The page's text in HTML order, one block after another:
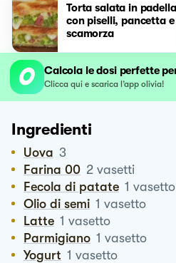
Torta salata in padella
con piselli, pancetta e
scamorza
Calcola le dosi perfette
Clicca qui e scarica l’app olivia!
Ingredienti
Uova 3
Farina 00 2 vasetti
Fecola di patate 1 vasetto
Olio di semi 1 vasetto
Latte 1 vasetto
Parmigiano 1 vasetto
Yogurt 1 vasetto